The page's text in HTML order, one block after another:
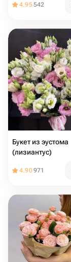
4.95542
Букет из эустома
(лизиантус)
4.90971